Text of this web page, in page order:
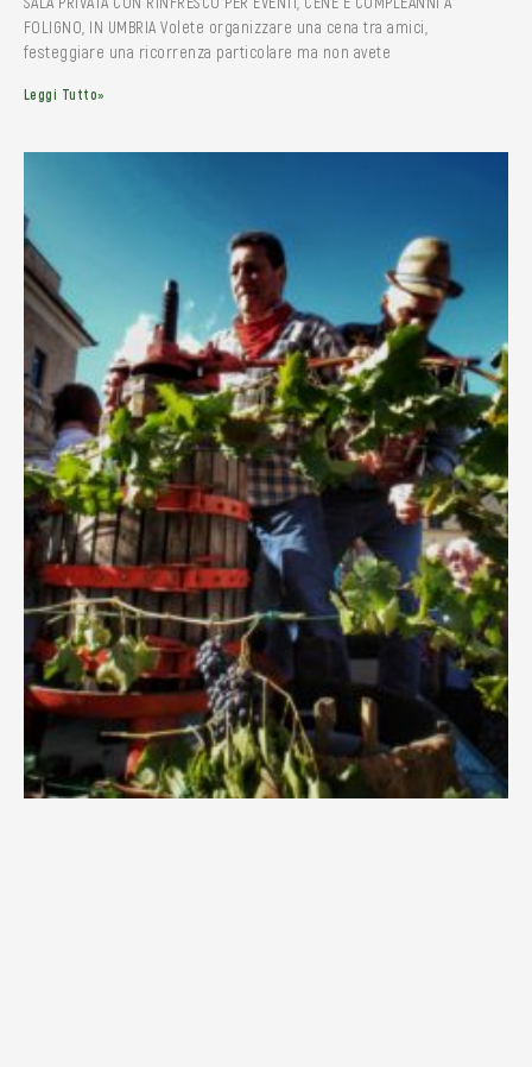
FOLIGNO, IN UMBRIA Volete organizzare una cena tra amici,
festeggiare una ricorrenza particolare ma non avete
Leggi Tutto»